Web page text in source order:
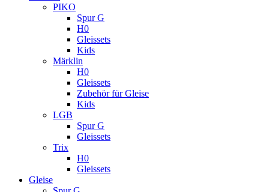
PIKO
Spur G
H0
Gleissets
Kids
Märklin
H0
Gleissets
Zubehör für Gleise
Kids
LGB
Spur G
Gleissets
Trix
H0
Gleissets
Gleise